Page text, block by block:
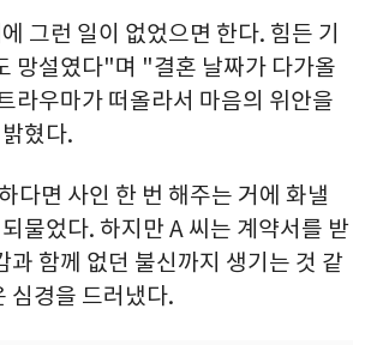
그런 일이 없었으면 한다. 힘든 기
망설였다"며 "결혼 날짜가 다가올
라우마가 떠올라서 마음의 위안을
혔다.
다면 사인 한 번 해주는 거에 화낼
물었다. 하지만 A 씨는 계약서를 받
과 함께 없던 불신까지 생기는 것 같
심경을 드러냈다.